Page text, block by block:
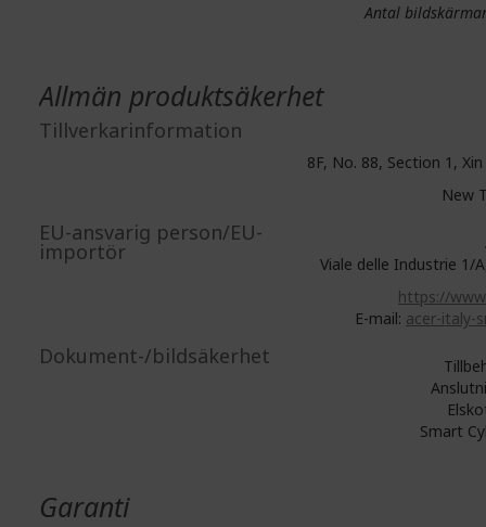
Antal
Allmän produktsäkerhet
Tillverkarinformation
8F, No. 88, Section 1,
New
EU-ansvarig person/EU-
importör
Viale delle Industrie 1/
https://
E-mail: acer-italy-
Dokument-/bildsäkerhet
Smart
Garanti